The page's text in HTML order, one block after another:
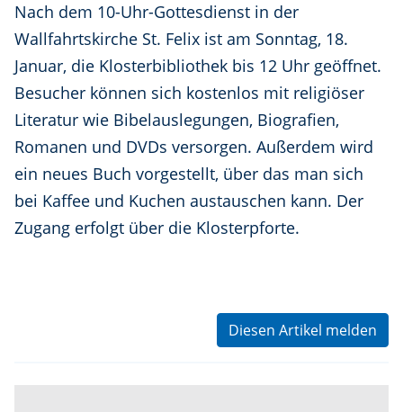
Nach dem 10-Uhr-Gottesdienst in der
Wallfahrtskirche St. Felix ist am Sonntag, 18.
Januar, die Klosterbibliothek bis 12 Uhr geöffnet.
Besucher können sich kostenlos mit religiöser
Literatur wie Bibelauslegungen, Biografien,
Romanen und DVDs versorgen. Außerdem wird
ein neues Buch vorgestellt, über das man sich
bei Kaffee und Kuchen austauschen kann. Der
Zugang erfolgt über die Klosterpforte.
Diesen Artikel melden